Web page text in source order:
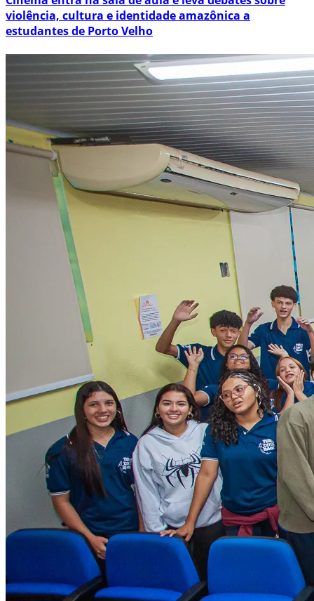
violência, cultura e identidade amazônica a
estudantes de Porto Velho